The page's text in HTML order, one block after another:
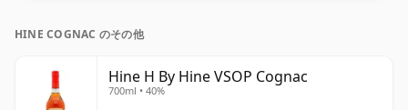
HINE COGNAC のその他
Hine H By Hine VSOP Cognac
700ml • 40%